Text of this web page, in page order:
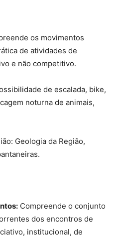
os movimentos
de atividades de
e não competitivo.
de escalada, bike,
noturna de animais,
Geologia da Região,
Compreende o conjunto
dos encontros de
institucional, de